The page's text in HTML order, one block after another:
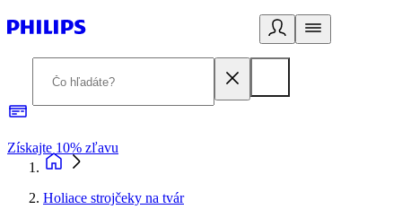
Získajte 10% zľavu
Holiace strojčeky na tvár